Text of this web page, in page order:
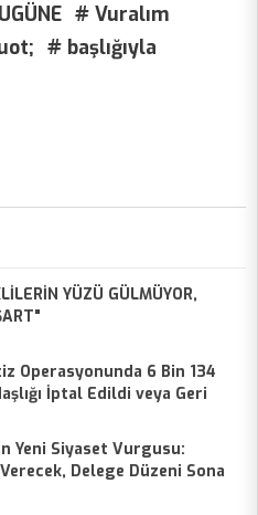
# Vuralım
# başlığıyla
YÜZÜ GÜLMÜYOR,
Operasyonunda 6 Bin 134
İptal Edildi veya Geri
Yeni Siyaset Vurgusu:
Delege Düzeni Sona